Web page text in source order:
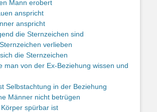
Mann erobert
anspricht
anspricht
die Sternzeichen sind
verlieben
die Sternzeichen
man von der Ex-Beziehung wissen und
Selbstachtung in der Beziehung
Männer nicht betrügen
spürbar ist